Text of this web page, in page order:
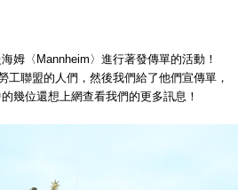
姆〈Mannheim〉進行著發傳單的活動！
工聯盟的人們，然後我們給了他們宣傳單，
幾位還想上網查看我們的更多訊息！